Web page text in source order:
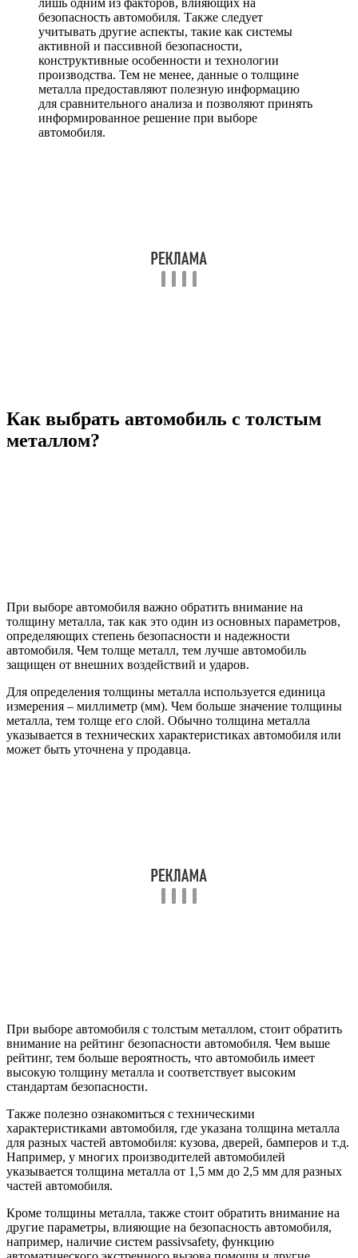
безопасность автомобиля. Также следует
учитывать другие аспекты, такие как системы
активной и пассивной безопасности,
конструктивные особенности и технологии
производства. Тем не менее, данные о толщине
металла предоставляют полезную информацию
для сравнительного анализа и позволяют принять
информированное решение при выборе
автомобиля.
Как выбрать автомобиль с толстым
металлом?
При выборе автомобиля важно обратить внимание на
толщину металла, так как это один из основных параметров,
определяющих степень безопасности и надежности
автомобиля. Чем толще металл, тем лучше автомобиль
защищен от внешних воздействий и ударов.
Для определения толщины металла используется единица
измерения – миллиметр (мм). Чем больше значение толщины
металла, тем толще его слой. Обычно толщина металла
указывается в технических характеристиках автомобиля или
может быть уточнена у продавца.
При выборе автомобиля с толстым металлом, стоит обратить
внимание на рейтинг безопасности автомобиля. Чем выше
рейтинг, тем больше вероятность, что автомобиль имеет
высокую толщину металла и соответствует высоким
стандартам безопасности.
Также полезно ознакомиться с техническими
характеристиками автомобиля, где указана толщина металла
для разных частей автомобиля: кузова, дверей, бамперов и т.д.
Например, у многих производителей автомобилей
указывается толщина металла от 1,5 мм до 2,5 мм для разных
частей автомобиля.
Кроме толщины металла, также стоит обратить внимание на
другие параметры, влияющие на безопасность автомобиля,
например, наличие систем passivsafety, функцию